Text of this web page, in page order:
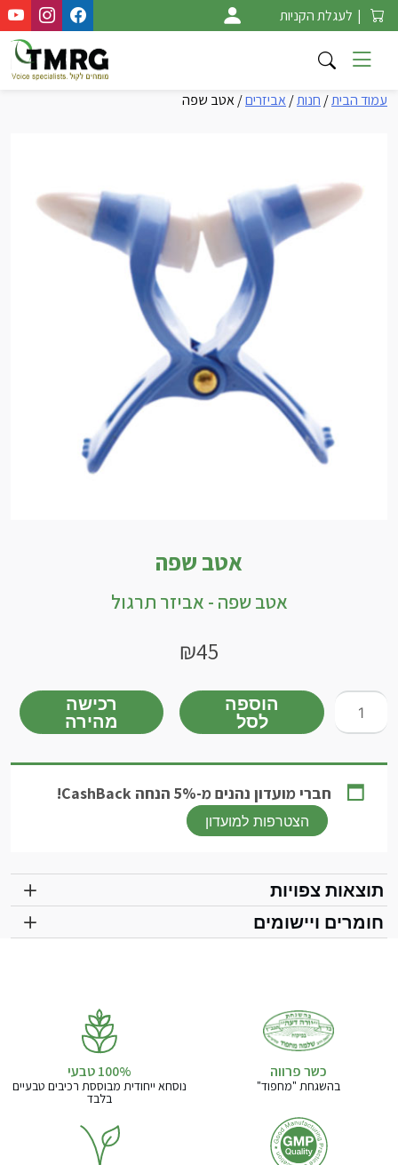
Skip
to
content
| לעגלת הקניות
עמוד הבית/ חנות/ אביזרים/ אטב שפה
אטב שפה
אטב שפה - אביזר תרגול
₪45
כמות
שפה
הוספה
לסל
רכישה
מהירה
חברי מועדון נהנים מ-5% הנחה CashBack!
הצטרפות למועדון
תוצאות צפויות
חומרים ויישומים
כשר פרווה
בהשגחת "מחפוד" נוסחא ייחודית מבוססת רכיבים טבעיים
בלבד